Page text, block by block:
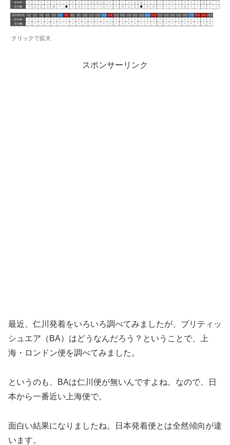
クリックで拡大
スポンサーリンク
最近、仁川発着をいろいろ調べてみましたが、ブリティッ
シュエア（BA）はどうなんだろう？ということで、上
海・ロンドン便を調べてみました。
というのも、BAは仁川便が無いんですよね。なので、日
本から一番近い上海便で。
面白い結果になりましたね。日本発着便とは全然傾向が違
います。